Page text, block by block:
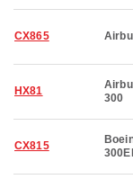
CX865
HX81
300
CX815